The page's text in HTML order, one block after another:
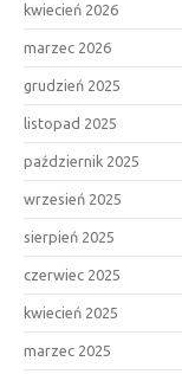
kwiecień 2026
marzec 2026
grudzień 2025
listopad 2025
październik 2025
wrzesień 2025
sierpień 2025
czerwiec 2025
kwiecień 2025
marzec 2025